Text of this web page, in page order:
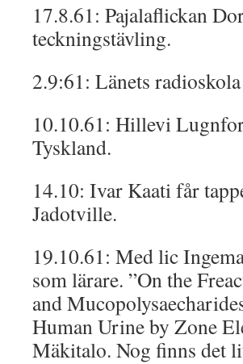
17.8.61: Pajalaflickan
teckningstävling.
2.9:61: Länets
10.10.61: Hillevi
Tyskland.
14.10: Ivar Kaati får
Jadotville.
19.10.61: Med lic
som lärare. ”On the
and
Human Urine by Zone
Mäkitalo. Nog finns det